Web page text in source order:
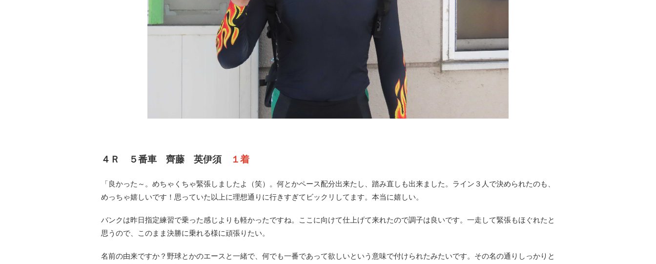
４Ｒ ５番車 齊藤 英伊須 １着
「良かった～。めちゃくちゃ緊張しましたよ（笑）。何とかペース配分出来たし、踏み直しも出来ました。ライン３人で決められたのも、
めっちゃ嬉しいです！思っていた以上に理想通りに行きすぎてビックリしてます。本当に嬉しい。
バンクは昨日指定練習で乗った感じよりも軽かったですね。ここに向けて仕上げて来れたので調子は良いです。一走して緊張もほぐれたと
思うので、このまま決勝に乗れる様に頑張りたい。
名前の由来ですか？野球とかのエースと一緒で、何でも一番であって欲しいという意味で付けられたみたいです。その名の通りしっかりと